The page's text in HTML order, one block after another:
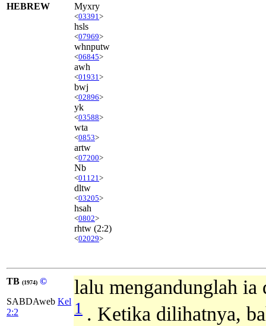
HEBREW Myxry
<03391 >
hsls
<07969>
whnputw
<06845>
awh
<01931 >
bwj
<02896>
yk
<03588>
wta
<0853>
artw
<07200>
Nb
<01121 >
dltw
<03205>
hsah
<0802>
rhtw (2:2)
<02029>
TB (1974) ©
SABDAweb Kel
2:2
lalu mengandunglah
1 . Ketika dilihatnya,